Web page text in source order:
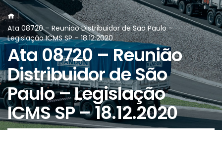
Ata 08720 – Reunião Distribuidor de São Paulo –
Legislação ICMS SP – 18.12.2020
Ata 08720 – Reunião
Distribuidor de São
Paulo – Legislação
ICMS SP – 18.12.2020